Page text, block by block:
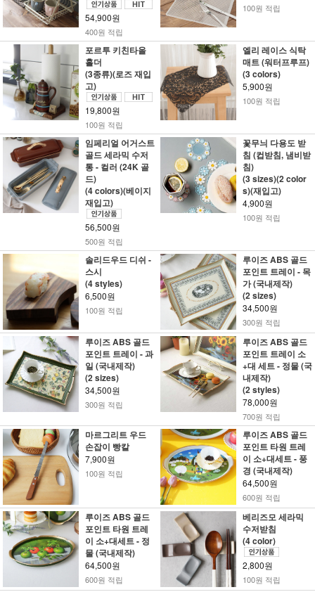
54,900원
400원 적립
100원 적립
포르투 키친타올
홀더
(3종류)(로즈 재입
고)
19,800원
100원 적립
엘리 레이스 식탁
매트 (워터프루프)
(3 colors)
5,900원
100원 적립
임페리얼 어거스트
골드 세라믹 수저
통 - 컬러 (24K 골
드)
(4 colors)(베이지
재입고)
56,500원
500원 적립
꽃무늬 다용도 받
침 (컵받침, 냄비받
침)
(3 sizes)(2 color
s)(재입고)
4,900원
100원 적립
솔리드우드 디쉬 -
스시
(4 styles)
6,500원
100원 적립
루이즈 ABS 골드
포인트 트레이 - 목
가 (국내제작)
(2 sizes)
34,500원
300원 적립
루이즈 ABS 골드
포인트 트레이 - 과
일 (국내제작)
(2 sizes)
34,500원
300원 적립
루이즈 ABS 골드
포인트 트레이 소
+대 세트 - 정물 (국
내제작)
(2 styles)
78,000원
700원 적립
마르그리트 우드
손잡이 빵칼
7,900원
100원 적립
루이즈 ABS 골드
포인트 타원 트레
이 소+대세트 - 풍
경 (국내제작)
64,500원
600원 적립
루이즈 ABS 골드
포인트 타원 트레
이 소+대세트 - 정
물 (국내제작)
64,500원
600원 적립
베리즈모 세라믹
수저받침
(4 color)
2,800원
100원 적립